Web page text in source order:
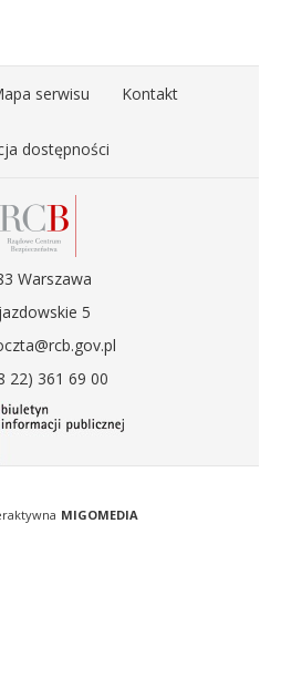
serwisu Kontakt
dostępności
Warszawa
5
22) 361 69 00
MIGOMEDIA